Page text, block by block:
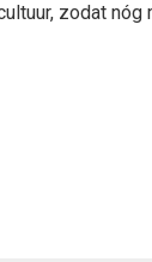
zodat nóg